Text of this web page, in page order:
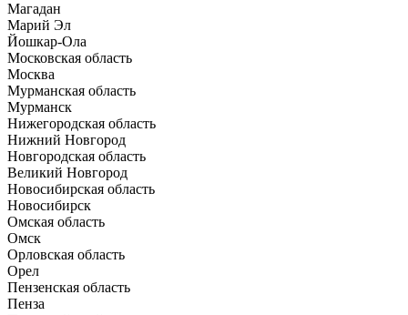
Магадан
Марий Эл
Йошкар-Ола
Московская область
Москва
Мурманская область
Мурманск
Нижегородская область
Нижний Новгород
Новгородская область
Великий Новгород
Новосибирская область
Новосибирск
Омская область
Омск
Орловская область
Орел
Пензенская область
Пенза